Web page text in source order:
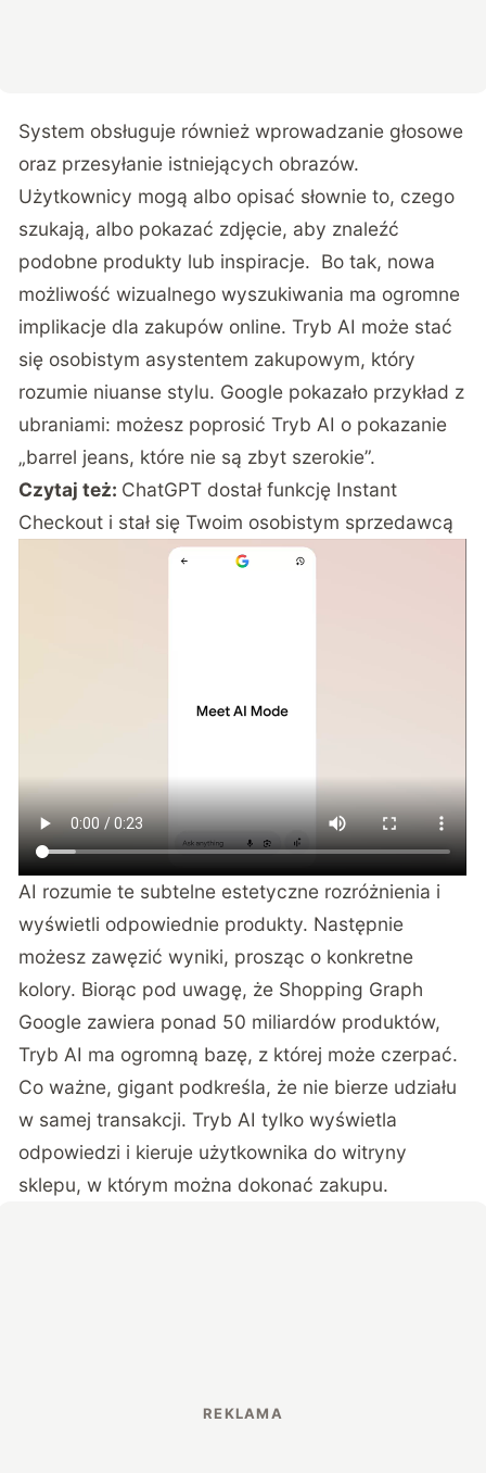
System obsługuje również wprowadzanie głosowe
oraz przesyłanie istniejących obrazów.
Użytkownicy mogą albo opisać słownie to, czego
szukają, albo pokazać zdjęcie, aby znaleźć
podobne produkty lub inspiracje. Bo tak, nowa
możliwość wizualnego wyszukiwania ma ogromne
implikacje dla zakupów online. Tryb AI może stać
się osobistym asystentem zakupowym, który
rozumie niuanse stylu. Google pokazało przykład z
ubraniami: możesz poprosić Tryb AI o pokazanie
„barrel jeans, które nie są zbyt szerokie”.
Czytaj też: ChatGPT dostał funkcję Instant
Checkout i stał się Twoim osobistym sprzedawcą
AI rozumie te subtelne estetyczne rozróżnienia i
wyświetli odpowiednie produkty. Następnie
możesz zawęzić wyniki, prosząc o konkretne
kolory. Biorąc pod uwagę, że Shopping Graph
Google zawiera ponad 50 miliardów produktów,
Tryb AI ma ogromną bazę, z której może czerpać.
Co ważne, gigant podkreśla, że nie bierze udziału
w samej transakcji. Tryb AI tylko wyświetla
odpowiedzi i kieruje użytkownika do witryny
sklepu, w którym można dokonać zakupu.